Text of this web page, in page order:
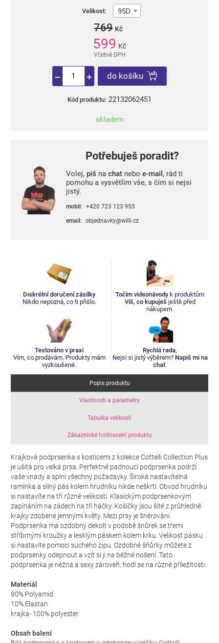
Velikost: 95D
769 Kč
599 Kč
Včetně DPH
do košíku
Kód produktu: 22132062451
skladem
Potřebuješ poradit?
Volej, piš na chatnebo e-mail , rád ti
pomohu a vysvětlím vše, s čím si nejsi
jistý.
mobil: +420 723 123 953
email: objednavky@willi.cz
Diskrétní doručení zásilky
Nikdo nepozná, co ti přišlo.
Točím videonávody k produktům
Víš, co kupuješ ještě před
nákupem.
Testováno v praxi
Vím, co prodávám. Produkty mám
vyzkoušené.
Rychlá rada,
Nejsi si jistý výběrem? Napiš mi na
chat.
Popis produktu
Vlastnosti a parametry
Tabulka velikostí
Zákaznické hodnocení produktu
Krajková podprsenka s kosticemi z kolekce Cottelli Collection Plus
je ušitá pro velká prsa. Perfektně padnoucí podprsenka podrží
vaše vnady a splní všechny požadavky. Široká nastavitelná
ramínka a silný pás kolem hrudníku nikde neškrtí. Obvod hrudníku
si nastavíte na tři různé velikosti. Klasickým podprsenkovým
zapínáním na zádech na tři háčky. Košíčky jsou šité z průhledné
krajky zdobené jemnými květy. Mezi prsy je šněrování.
Podprsenka má ozdobný dekolt v podobě šnůrek se třemi
stříbrnými kroužky a lesklým páskem kolem krku. Velikost pásku
si nastavíte pomocí suchého zipu. Ozdobné šňůrky můžete z
podprsenky odepnout a vzít si ji na běžné nošení. Tato
podprsenka je něžná a sexy zároveň, hodí se na různé příležitosti.
Materiál
90% Polyamid
10% Elastan
krajka- 100% polyester
Obsah balení